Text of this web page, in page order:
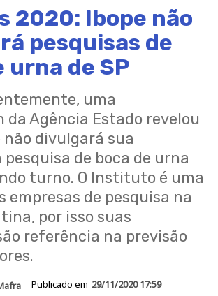
2020: Ibope não
pesquisas de
urna de SP
uma
da Agência Estado revelou
não divulgará sua
de boca de urna
turno. O Instituto é uma
empresas de pesquisa na
por isso suas
referência na previsão
Publicado em 29/11/2020 17:59